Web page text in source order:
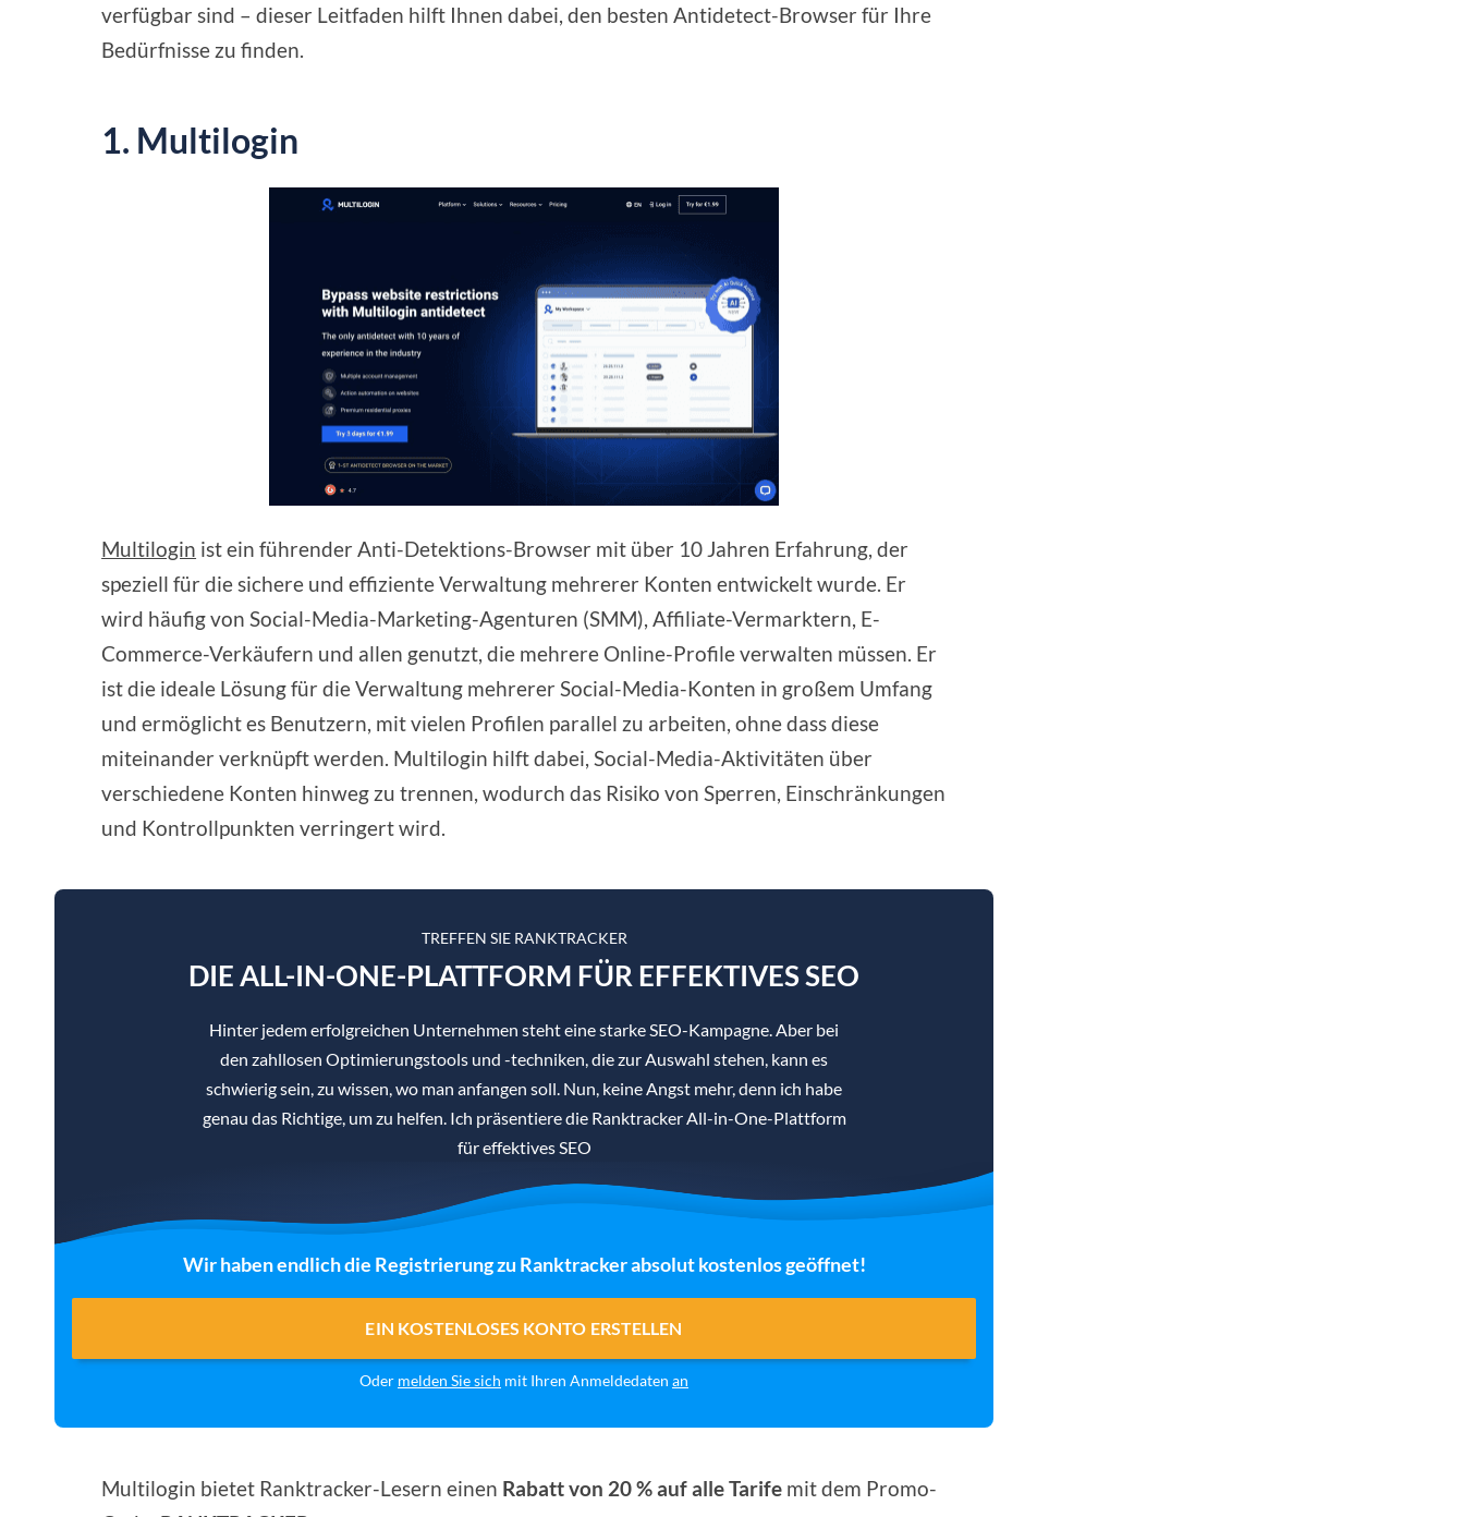
verfügbar sind – dieser Leitfaden hilft Ihnen dabei, den besten Antidetect-Browser für Ihre
Bedürfnisse zu finden.
1. Multilogin
Multilogin ist ein führender Anti-Detektions-Browser mit über 10 Jahren Erfahrung, der
speziell für die sichere und effiziente Verwaltung mehrerer Konten entwickelt wurde. Er
wird häufig von Social-Media-Marketing-Agenturen (SMM), Affiliate-Vermarktern, E-
Commerce-Verkäufern und allen genutzt, die mehrere Online-Profile verwalten müssen. Er
ist die ideale Lösung für die Verwaltung mehrerer Social-Media-Konten in großem Umfang
und ermöglicht es Benutzern, mit vielen Profilen parallel zu arbeiten, ohne dass diese
miteinander verknüpft werden. Multilogin hilft dabei, Social-Media-Aktivitäten über
verschiedene Konten hinweg zu trennen, wodurch das Risiko von Sperren, Einschränkungen
und Kontrollpunkten verringert wird.
TREFFEN SIE RANKTRACKER
DIE ALL-IN-ONE-PLATTFORM FÜR EFFEKTIVES SEO
Hinter jedem erfolgreichen Unternehmen steht eine starke SEO-Kampagne. Aber bei
den zahllosen Optimierungstools und -techniken, die zur Auswahl stehen, kann es
schwierig sein, zu wissen, wo man anfangen soll. Nun, keine Angst mehr, denn ich habe
genau das Richtige, um zu helfen. Ich präsentiere die Ranktracker All-in-One-Plattform
für effektives SEO
Wir haben endlich die Registrierung zu Ranktracker absolut kostenlos geöffnet!
EIN KOSTENLOSES KONTO ERSTELLEN
Oder melden Sie sich mit Ihren Anmeldedaten an
Multilogin bietet Ranktracker-Lesern einen Rabatt von 20 % auf alle Tarife mit dem Promo-